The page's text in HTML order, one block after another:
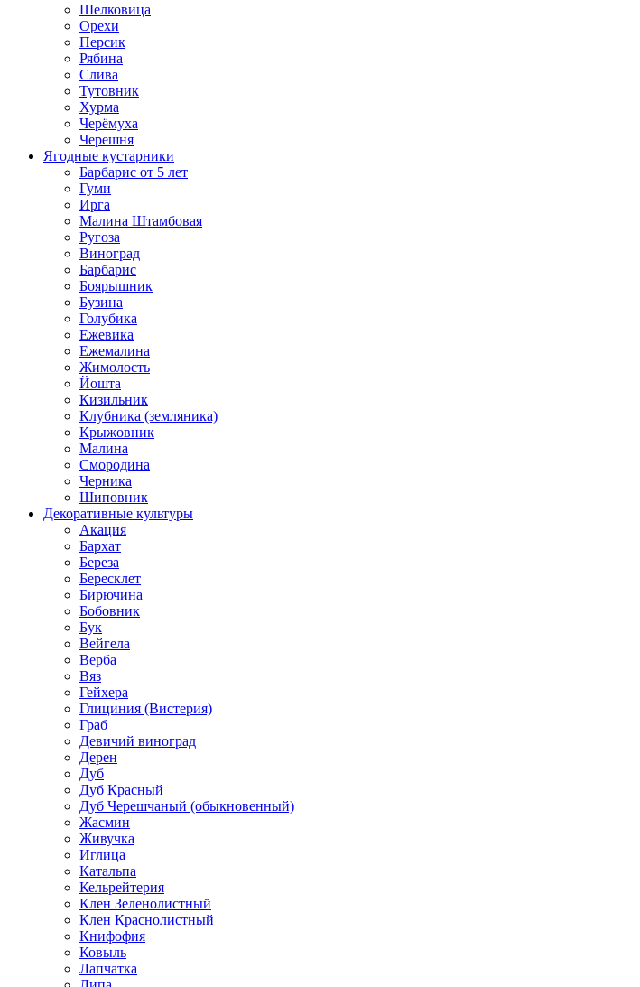
Шелковица
Орехи
Персик
Рябина
Слива
Тутовник
Хурма
Черёмуха
Черешня
Ягодные кустарники
Барбарис от 5 лет
Гуми
Ирга
Малина Штамбовая
Ругоза
Виноград
Барбарис
Боярышник
Бузина
Голубика
Ежевика
Ежемалина
Жимолость
Йошта
Кизильник
Клубника (земляника)
Крыжовник
Малина
Смородина
Черника
Шиповник
Декоративные культуры
Акация
Бархат
Береза
Бересклет
Бирючина
Бобовник
Бук
Вейгела
Верба
Вяз
Гейхера
Глициния (Вистерия)
Граб
Девичий виноград
Дерен
Дуб
Дуб Красный
Дуб Черешчаный (обыкновенный)
Жасмин
Живучка
Иглица
Катальпа
Кельрейтерия
Клен Зеленолистный
Клен Краснолистный
Книфофия
Ковыль
Лапчатка